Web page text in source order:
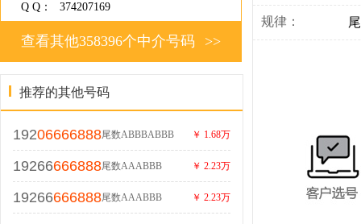
规律：
Q Q： 374207169
>>
查看其他358396个中介号码
推荐的其他号码
19206666888尾数ABBBABBB ￥ 1.68万
19266666888尾数AAABBB ￥ 2.23万
19266666888尾数AAABBB ￥ 2.23万